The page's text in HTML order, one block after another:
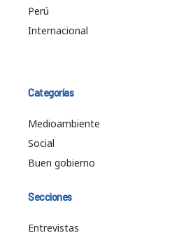
Perú
Internacional
Categorías
Medioambiente
Social
Buen gobierno
Secciones
Entrevistas